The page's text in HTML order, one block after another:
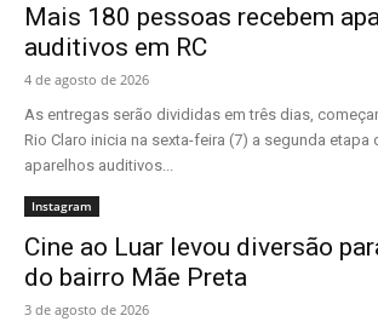
Mais 180 pessoas recebem
auditivos em RC
4 de agosto de 2026
As entregas serão divididas em três dias,
Rio Claro inicia na sexta-feira (7) a segunda etapa
aparelhos auditivos...
Instagram
Cine ao Luar levou diversão
do bairro Mãe Preta
3 de agosto de 2026